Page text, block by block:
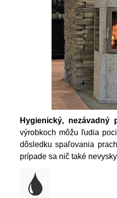
Hygienický, nezávadný
výrobkoch môžu ľudia
dôsledku spaľovania
prípade sa nič také